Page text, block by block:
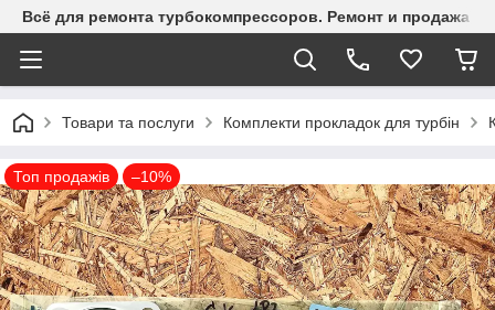
Всё для ремонта турбокомпрессоров. Ремонт и продажа
Товари та послуги Комплекти прокладок для турбін
Топ продажів –10%